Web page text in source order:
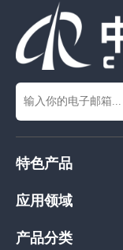
特色产品
应用领域
产品分类